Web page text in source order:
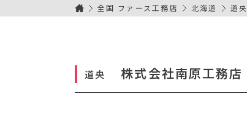
全国 ファース工務店 北海道 道央
道央 株式会社南原工務店